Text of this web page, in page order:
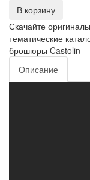
В корзину
Скачайте
тематические
брошюры Castolin
Описание